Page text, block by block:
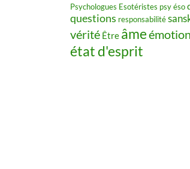
Psychologues Esotéristes psy éso
questions responsabilité
vérité Être âme
état d'esprit